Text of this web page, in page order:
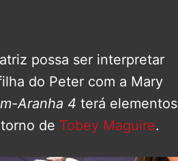
possa ser interpretar
do Peter com a Mary
Aranha 4 terá elementos
de Tobey Maguire.